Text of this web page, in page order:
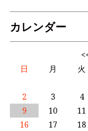
カレンダー
日
月 火
2
3 4
9
10 11
16
17 18